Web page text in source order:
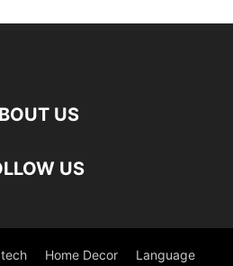
US
US
Home Decor Language